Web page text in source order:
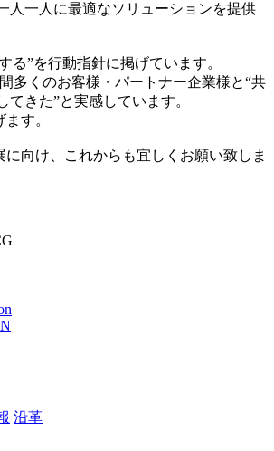
人一人に最適なソリューションを提供
る”を行動指針に掲げています。
多くのお客様・パートナー企業様と“共
てきた”と実感しています。
す。
向け、これからも宜しくお願い致しま
沿革